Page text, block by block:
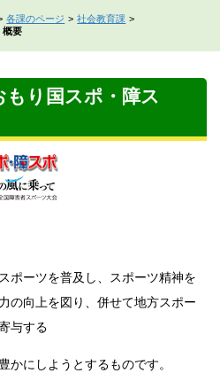
各課のページ
社会教育課
概要
り国スポ・障ス
ポーツを普及し、スポーツ精神を
の向上を図り、併せて地方スポー
与する
かにしようとするものです。